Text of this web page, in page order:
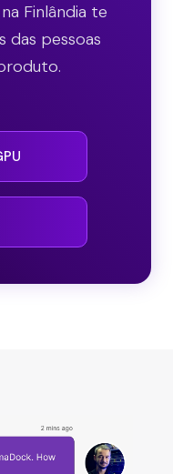
Finlândia te
das pessoas